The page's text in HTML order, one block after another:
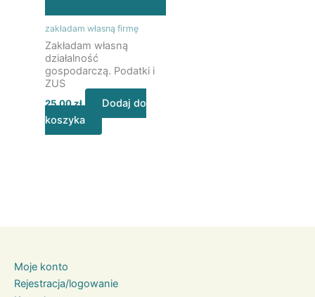
zakładam własną firmę
Zakładam własną
działalność
gospodarczą. Podatki i
ZUS
25,00zł
Dodaj do
koszyka
Moje konto
Rejestracja/logowanie